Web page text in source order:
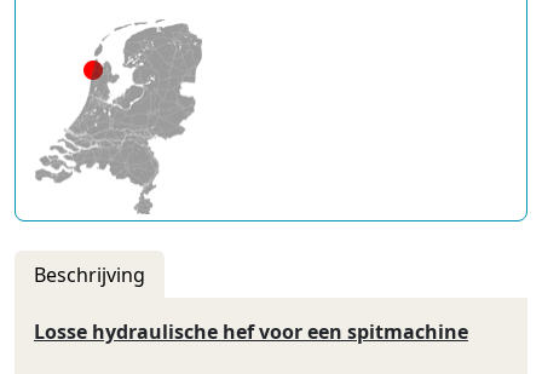
Beschrijving
Losse hydraulische hef voor een spitmachine